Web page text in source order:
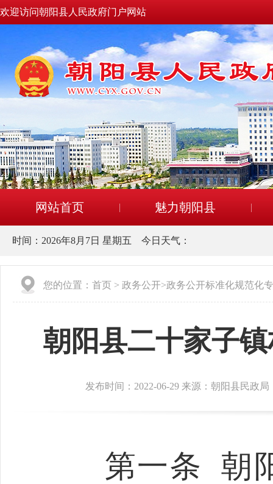
欢迎访问朝阳县人民政府门户网站
网站首页 魅力朝阳县
时间： 2026年8月7日 星期五 今日天气：
您的位置： 首页 > 政务公开>政务公开标准化规范化
朝阳县二十家子
发布时间：2022-06-29 来源：朝阳县民政局
第一条 朝